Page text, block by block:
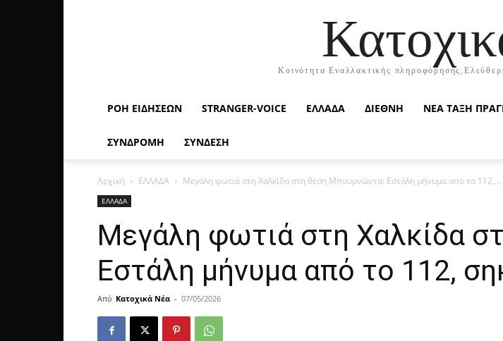
Κοινότητα Εναλλακτικής
ΡΟΉ ΕΙΔΉΣΕΩΝ STRANGER-VOICE ΕΛΛΑΔΑ ΔΙΕΘΝΗ ΝΕΑ ΤΑΞΗ
ΣΥΝΔΡΟΜΗ ΣΥΝΔΕΣΗ
Αρχική ΕΛΛΑΔΑ Μεγάλη φωτιά στη Χαλκίδα στη θέση Μπουρνώντα: Εστάλη μήνυμα από το 112,...
ΕΛΛΑΔΑ
Μεγάλη φωτιά στη Χαλκίδα
Εστάλη μήνυμα από το 112,
Από Κατοχικά Νέα - 07/05/2026